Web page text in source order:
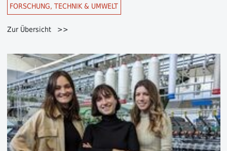
FORSCHUNG, TECHNIK & UMWELT
Zur Übersicht >>